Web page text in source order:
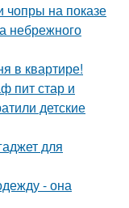
чопры на показе
небрежного
в квартире!
пит стар и
детские
для
- она